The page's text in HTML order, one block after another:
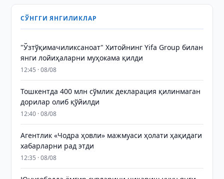
СЎНГГИ ЯНГИЛИКЛАР
"Ўзтўқимачиликсаноат" Хитойнинг Yifa Group билан
янги лойиҳаларни муҳокама қилди
12:45 · 08/08
Тошкентда 400 млн сўмлик декларация қилинмаган
дорилар олиб қўйилди
12:40 · 08/08
Агентлик «Чодра ҳовли» мажмуаси ҳолати ҳақидаги
хабарларни рад этди
12:35 · 08/08